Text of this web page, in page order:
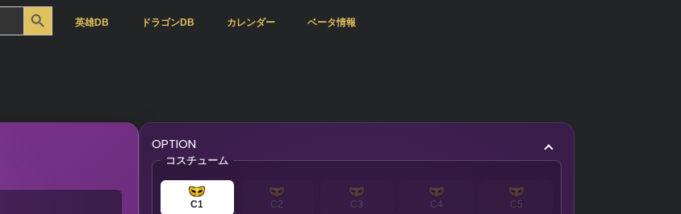
Search Button
英雄DB ドラゴンDB カレンダー ベータ情報
OPTION
コスチューム
C1 C2 C3 C4 C5